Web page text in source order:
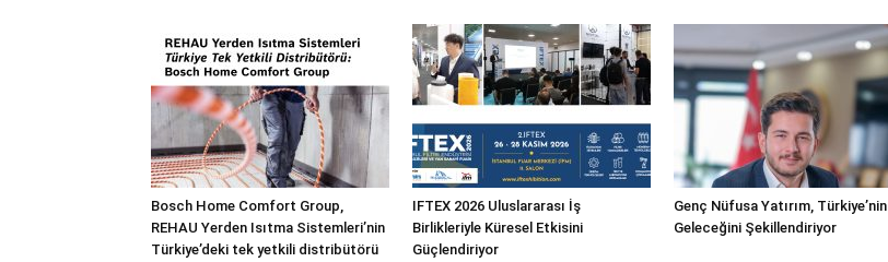
Bosch Home Comfort Group,
REHAU Yerden Isıtma Sistemleri’nin
Türkiye’deki tek yetkili distribütörü
IFTEX 2026 Uluslararası İş
Birlikleriyle Küresel Etkisini
Güçlendiriyor
Genç Nüfusa Yatırım, Türkiye’nin
Geleceğini Şekillendiriyor